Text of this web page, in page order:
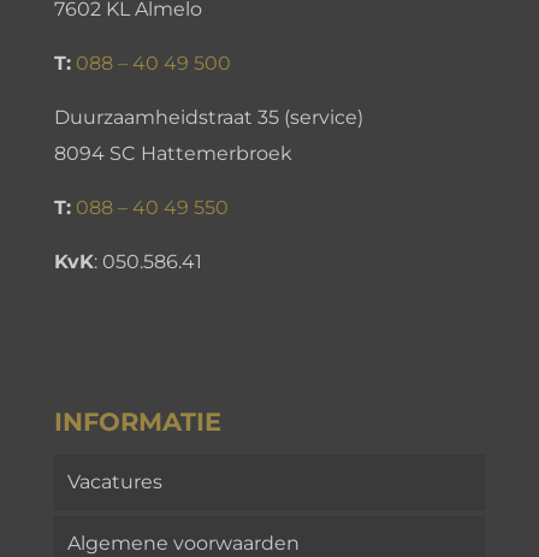
7602 KL Almelo
T: 088 – 40 49 500
Duurzaamheidstraat 35 (service)
8094 SC Hattemerbroek
T: 088 – 40 49 550
KvK: 050.586.41
INFORMATIE
Vacatures
Algemene voorwaarden